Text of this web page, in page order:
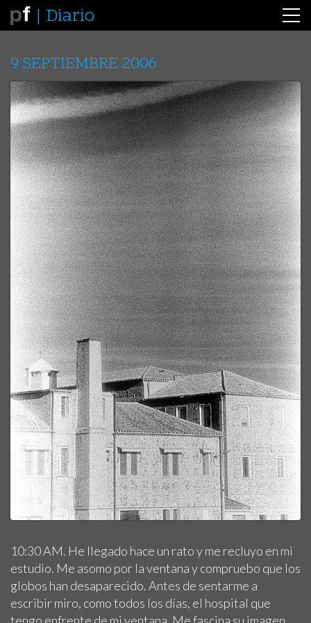
Diario
9 SEPTIEMBRE 2006
10:30 AM. He llegado hace un rato y me recluyo en mi
estudio. Me asomo por la ventana y compruebo que los
globos han desaparecido. Antes de sentarme a
escribir miro, como todos los días, el hospital que